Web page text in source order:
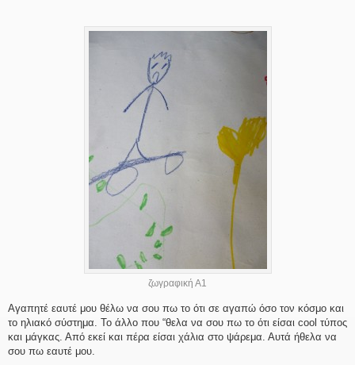
ζωγραφική Α1
Αγαπητέ εαυτέ μου θέλω να σου πω το ότι σε αγαπώ όσο τον κόσμο και
το ηλιακό σύστημα. Το άλλο που “θελα να σου πω το ότι είσαι cool τύπος
και μάγκας. Από εκεί και πέρα είσαι χάλια στο ψάρεμα. Αυτά ήθελα να
σου πω εαυτέ μου.